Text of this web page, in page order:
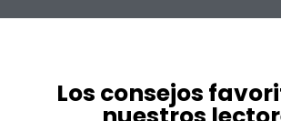
Los consejos